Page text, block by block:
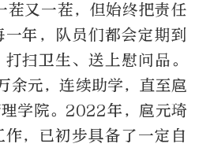
茬又一茬，但始终把责任
年，队员们都会定期到
扫卫生、送上慰问品。
余元，连续助学，直至扈
学院。2022年，扈元琦
，已初步具备了一定自